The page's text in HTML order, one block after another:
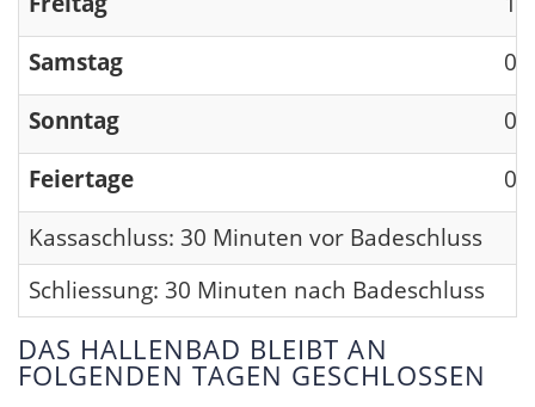
Samstag
Sonntag
Feiertage
Kassaschluss: 30 Minuten vor Badeschluss
Schliessung: 30 Minuten nach Badeschluss
DAS HALLENBAD BLEIBT AN
FOLGENDEN TAGEN GESCHLOSSEN